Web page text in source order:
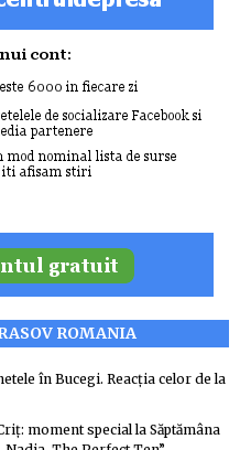
ROMANIA
în Bucegi. Reacția celor de la
moment special la Săptămâna